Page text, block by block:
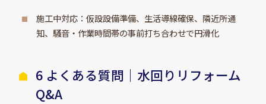
施工中対応：仮設設備準備、生活導線確保、隣近所通
知、騒音・作業時間帯の事前打ち合わせで円滑化
6 よくある質問｜水回りリフォーム
Q&A